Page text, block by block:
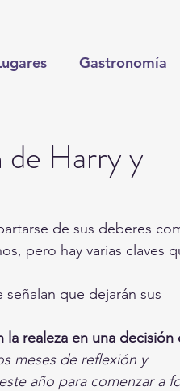
Gastronomía
Fragmentos
de Harry y
de sus deberes
pero hay varias claves
que dejarán sus
la realeza en una decisión
meses de reflexión y
año para comenzar a